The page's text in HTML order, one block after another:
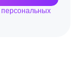
персональных